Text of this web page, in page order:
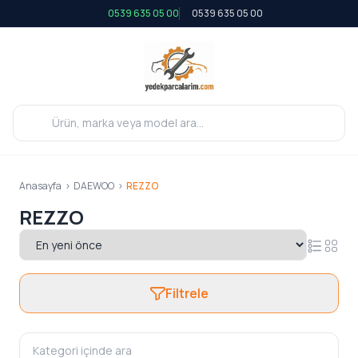
0539 635 05 00 0539 635 05 00
Anasayfa > DAEWOO > REZZO
REZZO
Filtrele